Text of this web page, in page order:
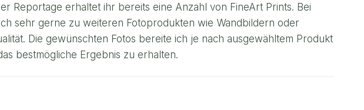
Reportage erhaltet ihr bereits eine Anzahl von FineArt Prints. Bei
sehr gerne zu weiteren Fotoprodukten wie Wandbildern oder
Die gewünschten Fotos bereite ich je nach ausgewähltem Produkt
bestmögliche Ergebnis zu erhalten.